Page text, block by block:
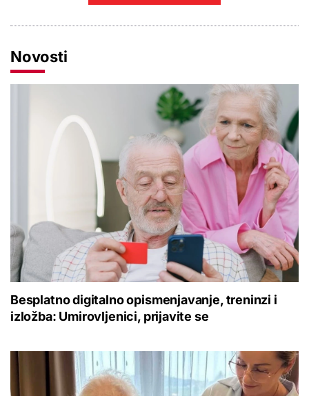
Novosti
Besplatno digitalno opismenjavanje, treninzi i
izložba: Umirovljenici, prijavite se